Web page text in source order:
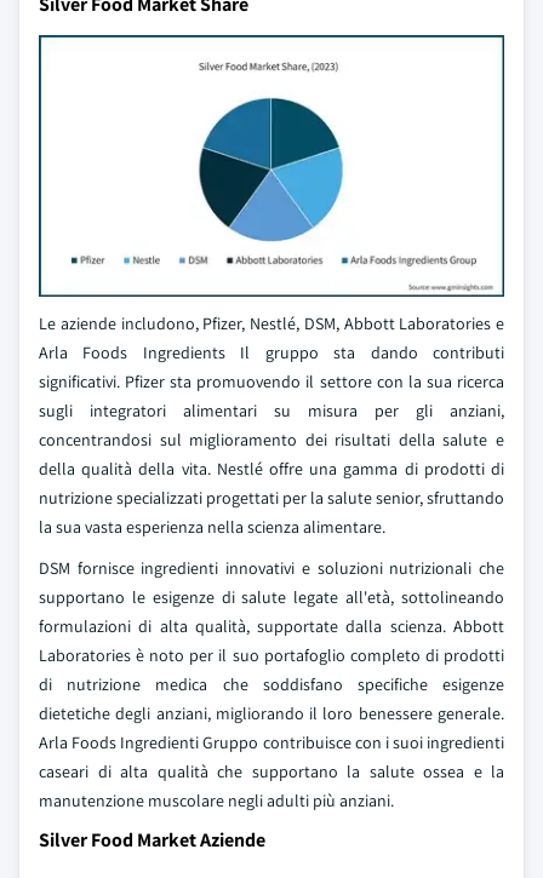
Le aziende includono, Pfizer, Nestlé, DSM, Abbott Laboratories e
Arla Foods Ingredients Il gruppo sta dando contributi
significativi. Pfizer sta promuovendo il settore con la sua ricerca
sugli integratori alimentari su misura per gli anziani,
concentrandosi sul miglioramento dei risultati della salute e
della qualità della vita. Nestlé offre una gamma di prodotti di
nutrizione specializzati progettati per la salute senior, sfruttando
la sua vasta esperienza nella scienza alimentare.
DSM fornisce ingredienti innovativi e soluzioni nutrizionali che
supportano le esigenze di salute legate all'età, sottolineando
formulazioni di alta qualità, supportate dalla scienza. Abbott
Laboratories è noto per il suo portafoglio completo di prodotti
di nutrizione medica che soddisfano specifiche esigenze
dietetiche degli anziani, migliorando il loro benessere generale.
Arla Foods Ingredienti Gruppo contribuisce con i suoi ingredienti
caseari di alta qualità che supportano la salute ossea e la
manutenzione muscolare negli adulti più anziani.
Silver Food Market Aziende